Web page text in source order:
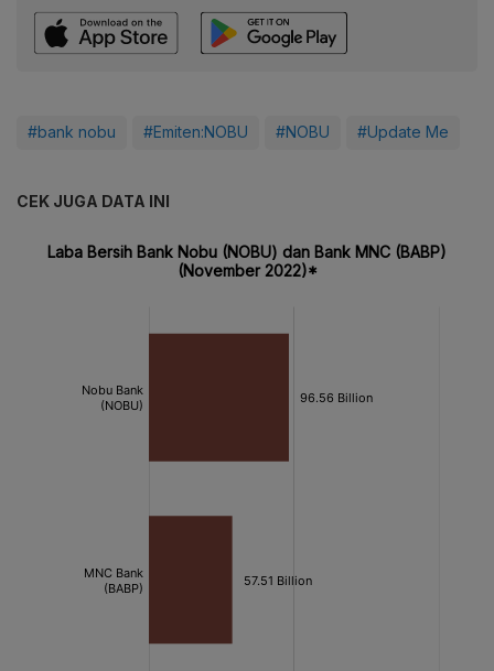
#bank nobu #Emiten:NOBU #NOBU #Update Me
CEK JUGA DATA INI